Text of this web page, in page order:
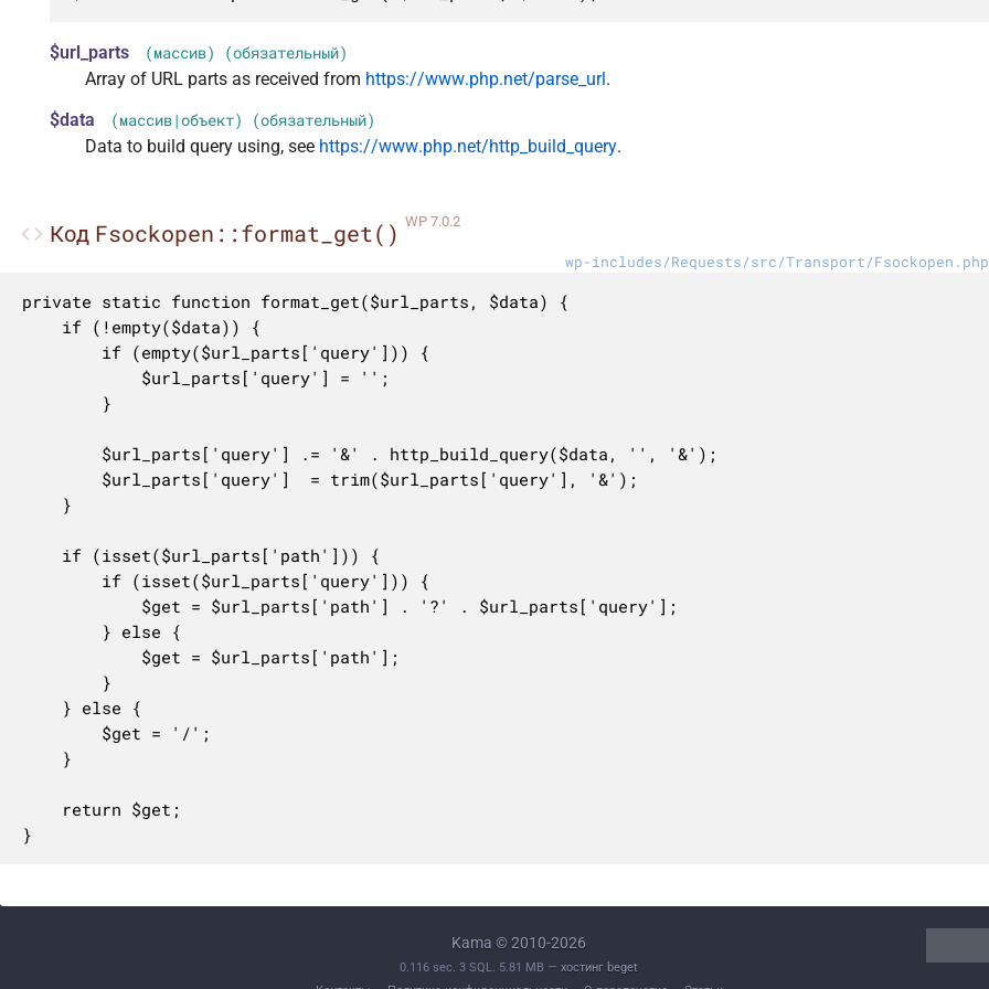
$url_parts (массив) (обязательный)
Array of URL parts as received from https://www.php.net/parse_url .
$data
(массив|объект) (обязательный)
Data to build query using, see https://www.php.net/http_build_query.
Код Fsockopen::format_get() WP 7.0.2
wp-includes/Requests/src/Transport/Fsockopen.php
private static function format_get($url_parts, $data) {
}
Kama © 2010-2026
0.116 sec. 3 SQL. 5.81 MB —хостинг beget